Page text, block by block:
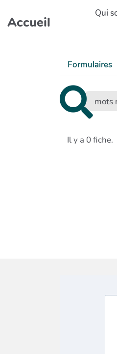
Aller au contenu principal
Accueil
Qui
Formulaires
Il y a 0 fiche.